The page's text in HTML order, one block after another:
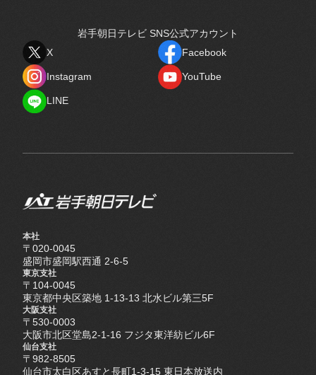
岩手朝日テレビ SNS公式アカウント
X
Facebook
Instagram
YouTube
LINE
本社
〒020-0045
盛岡市盛岡駅西通 2-6-5
東京支社
〒104-0045
東京都中央区築地 1-13-13 北水ビル第三5F
大阪支社
〒530-0003
大阪市北区堂島2-1-16 フジタ東洋紡ビル6F
仙台支社
〒982-8505
仙台市太白区あすと長町1-3-15 東日本放送内